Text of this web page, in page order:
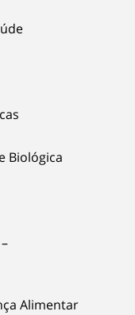
Biológica
Alimentar